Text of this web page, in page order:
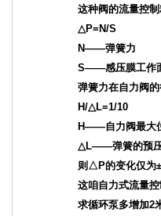
这种阀的流量控
△P=N/S
N——弹簧力
S——感压膜工作
弹簧力在自力阀
H/△L=1/10
H——自力阀最大
△L——弹簧的预
则△P的变化仅为
这咱自力式流量
求循环泵多增加2